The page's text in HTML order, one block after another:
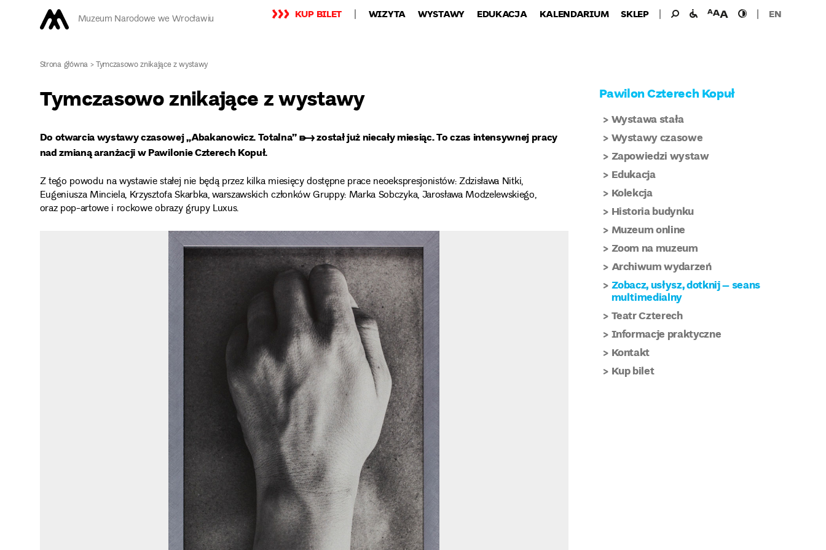
Muzeum Narodowe we Wrocławiu KUP BILET WIZYTA WYSTAWY EDUKACJA KALENDARIUM SKLEP Wyszukaj
Wyszukiwanie
dla:
udogodnieniawielkość
czcionki
wysoki
kontrast
EN
Strona główna>Tymczasowo znikające z wystawy
Tymczasowo znikające z wystawy
Do otwarcia wystawy czasowej„Abakanowicz. Totalna” ➸został już niecały miesiąc. To czas intensywnej pracy
nad zmianą aranżacji w Pawilonie Czterech Kopuł.
Z tego powodu na wystawie stałej nie będą przez kilka miesięcy dostępne prace neoekspresjonistów: Zdzisława Nitki,
Eugeniusza Minciela, Krzysztofa Skarbka, warszawskich członków Gruppy: Marka Sobczyka, Jarosława Modzelewskiego,
oraz pop-artowe i rockowe obrazy grupy Luxus.
Pawilon Czterech Kopuł
Wystawa stała
Wystawy czasowe
Zapowiedzi wystaw
Edukacja
Kolekcja
Historia budynku
Muzeum online
Zoom na muzeum
Archiwum wydarzeń
Zobacz, usłysz, dotknij – seans
multimedialny
Teatr Czterech
Informacje praktyczne
Kontakt
Kup bilet